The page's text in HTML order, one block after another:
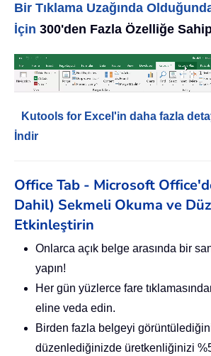
Bir Tıklama Uzağında
İçin 300'den Fazla Özelliğe
Kutools for Excel'in daha fazla
İndir
Office Tab - Microsoft
Dahil) Sekmeli Okuma ve
Etkinleştirin
Onlarca açık belge arasında bir
yapın!
Her gün yüzlerce fare
eline veda edin.
Birden fazla belgeyi
düzenlediğinizde üretkenliğinizi